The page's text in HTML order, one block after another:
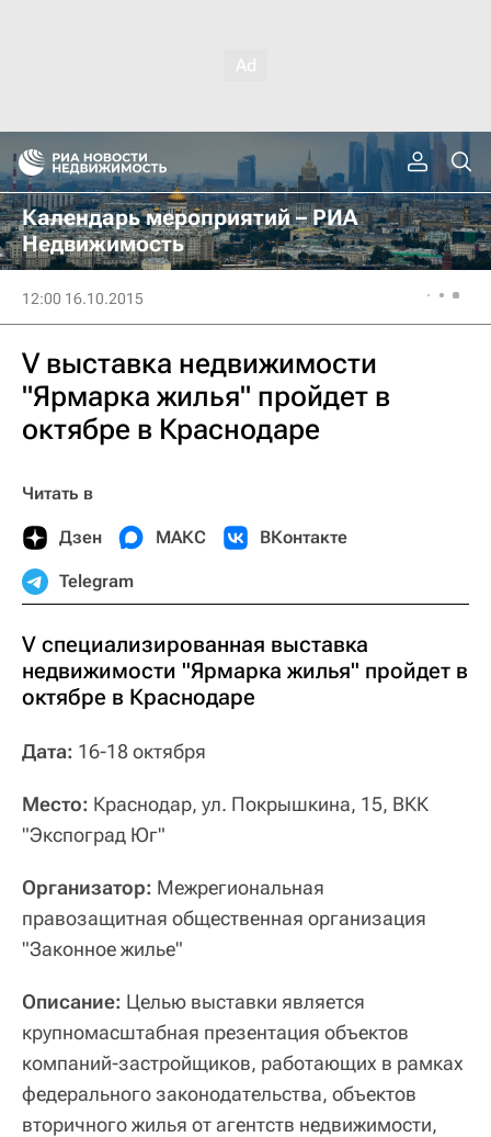
Календарь мероприятий – РИА
Недвижимость
12:00 16.10.2015
V выставка недвижимости
"Ярмарка жилья" пройдет в
октябре в Краснодаре
Читать в
Дзен МАКС ВКонтакте
Telegram
V специализированная выставка
недвижимости "Ярмарка жилья" пройдет в
октябре в Краснодаре
Дата: 16-18 октября
Место: Краснодар, ул. Покрышкина, 15, ВКК
"Экспоград Юг"
Организатор: Межрегиональная
правозащитная общественная организация
"Законное жилье"
Описание: Целью выставки является
крупномасштабная презентация объектов
компаний-застройщиков, работающих в рамках
федерального законодательства, объектов
вторичного жилья от агентств недвижимости,